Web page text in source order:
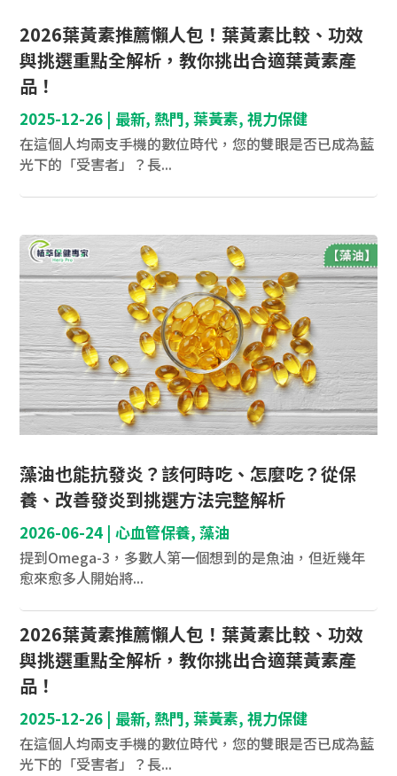
2026葉黃素推薦懶人包！葉黃素比較、功效
與挑選重點全解析，教你挑出合適葉黃素產
品！
2025-12-26 | 最新, 熱門,葉黃素,視力保健
在這個人均兩支手機的數位時代，您的雙眼是否已成為藍
光下的「受害者」？長...
藻油也能抗發炎？該何時吃、怎麼吃？從保
養、改善發炎到挑選方法完整解析
2026-06-24 |心血管保養,藻油
提到Omega-3，多數人第一個想到的是魚油，但近幾年
愈來愈多人開始將...
2026葉黃素推薦懶人包！葉黃素比較、功效
與挑選重點全解析，教你挑出合適葉黃素產
品！
2025-12-26 | 最新, 熱門,葉黃素,視力保健
在這個人均兩支手機的數位時代，您的雙眼是否已成為藍
光下的「受害者」？長...